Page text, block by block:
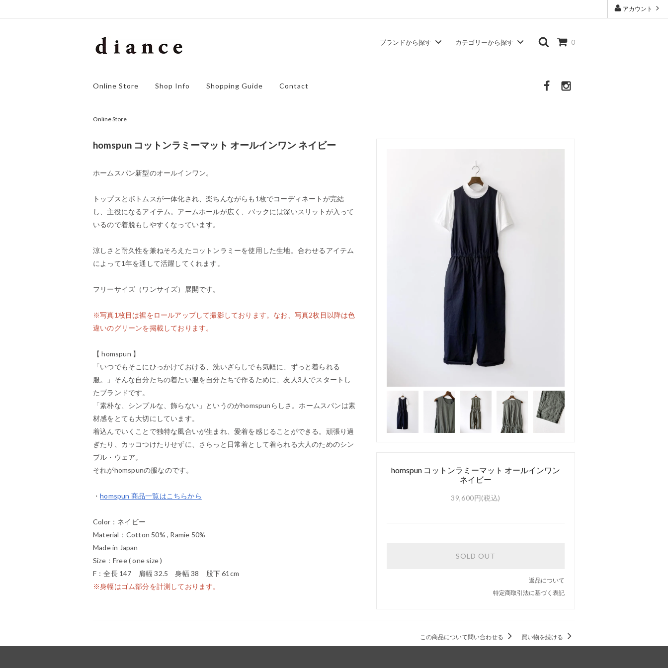
アカウント
0
ブランドから探す カテゴリーから探す
その他の服・衣類・生活雑貨
Online Store Shop Info Shopping Guide Contact
Online Store
homspun コットンラミーマット オールインワン
ネイビー
39,600円(税込)
SOLD OUT
返品について
特定商取引法に基づく表記
homspun コットンラミーマット オールインワン ネイビー
ホームスパン新型のオールインワン。
トップスとボトムスが一体化され、楽ちんながらも1枚でコーディネートが完結
し、主役になるアイテム。アームホールが広く、バックには深いスリットが入って
いるので着脱もしやすくなっています。
涼しさと耐久性を兼ねそろえたコットンラミーを使用した生地。合わせるアイテム
によって1年を通して活躍してくれます。
フリーサイズ（ワンサイズ）展開です。
※写真1枚目は裾をロールアップして撮影しております。なお、写真2枚目以降は色
違いのグリーンを掲載しております。
【 homspun 】
「いつでもそこにひっかけておける、洗いざらしでも気軽に、ずっと着られる
服。」そんな自分たちの着たい服を自分たちで作るために、友人3人でスタートし
たブランドです。
「素朴な、シンプルな、飾らない」というのがhomspunらしさ。ホームスパンは素
材感をとても大切にしています。
着込んでいくことで独特な風合いが生まれ、愛着を感じることができる。頑張り過
ぎたり、カッコつけたりせずに、さらっと日常着として着られる大人のためのシン
プル・ウェア。
それがhomspunの服なのです。
・homspun 商品一覧はこちらから
Color：ネイビー
Material：Cotton 50% , Ramie 50%
Made in Japan
Size：Free ( one size )
F：全長 147 肩幅 32.5 身幅 38 股下 61cm
※身幅はゴム部分を計測しております。
この商品について問い合わせる 買い物を続ける